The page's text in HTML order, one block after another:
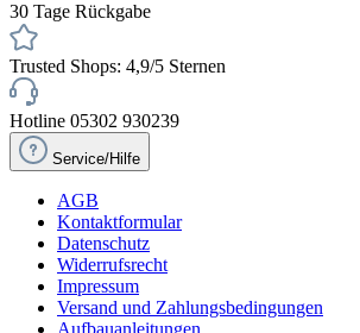
30 Tage Rückgabe
Trusted Shops: 4,9/5 Sternen
Hotline 05302 930239
Service/Hilfe
AGB
Kontaktformular
Datenschutz
Widerrufsrecht
Impressum
Versand und Zahlungsbedingungen
Aufbauanleitungen